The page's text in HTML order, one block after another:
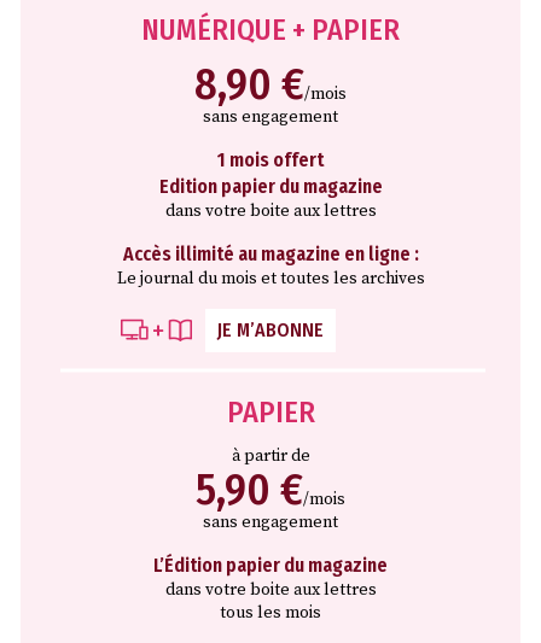
NUMÉRIQUE + PAPIER
8,90 €/mois
sans engagement
1 mois offert
Edition papier du magazine
dans votre boite aux lettres
Accès illimité au magazine en ligne :
Le journal du mois et toutes les archives
JE M’ABONNE
PAPIER
à partir de
5,90 €/mois
sans engagement
L’Édition papier du magazine
dans votre boite aux lettres
tous les mois